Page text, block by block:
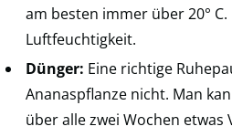
am besten immer über 20°
Luftfeuchtigkeit.
Dünger: Eine richtige
Ananaspflanze nicht. Man
über alle zwei Wochen etwas